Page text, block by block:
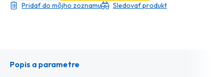
Pridať do môjho zoznamu Sledovať produkt
Popis a parametre